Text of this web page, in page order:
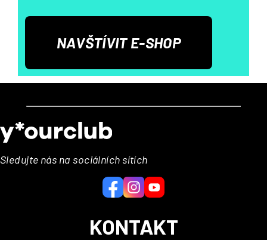
NAVŠTÍVIT E-SHOP
á
p
a
Sledujte nás na sociálních sítích
KONTAKT